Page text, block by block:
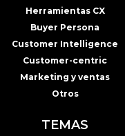
Herramientas CX
Buyer Persona
Customer Intelligence
Customer-centric
Marketing y ventas
Otros
TEMAS